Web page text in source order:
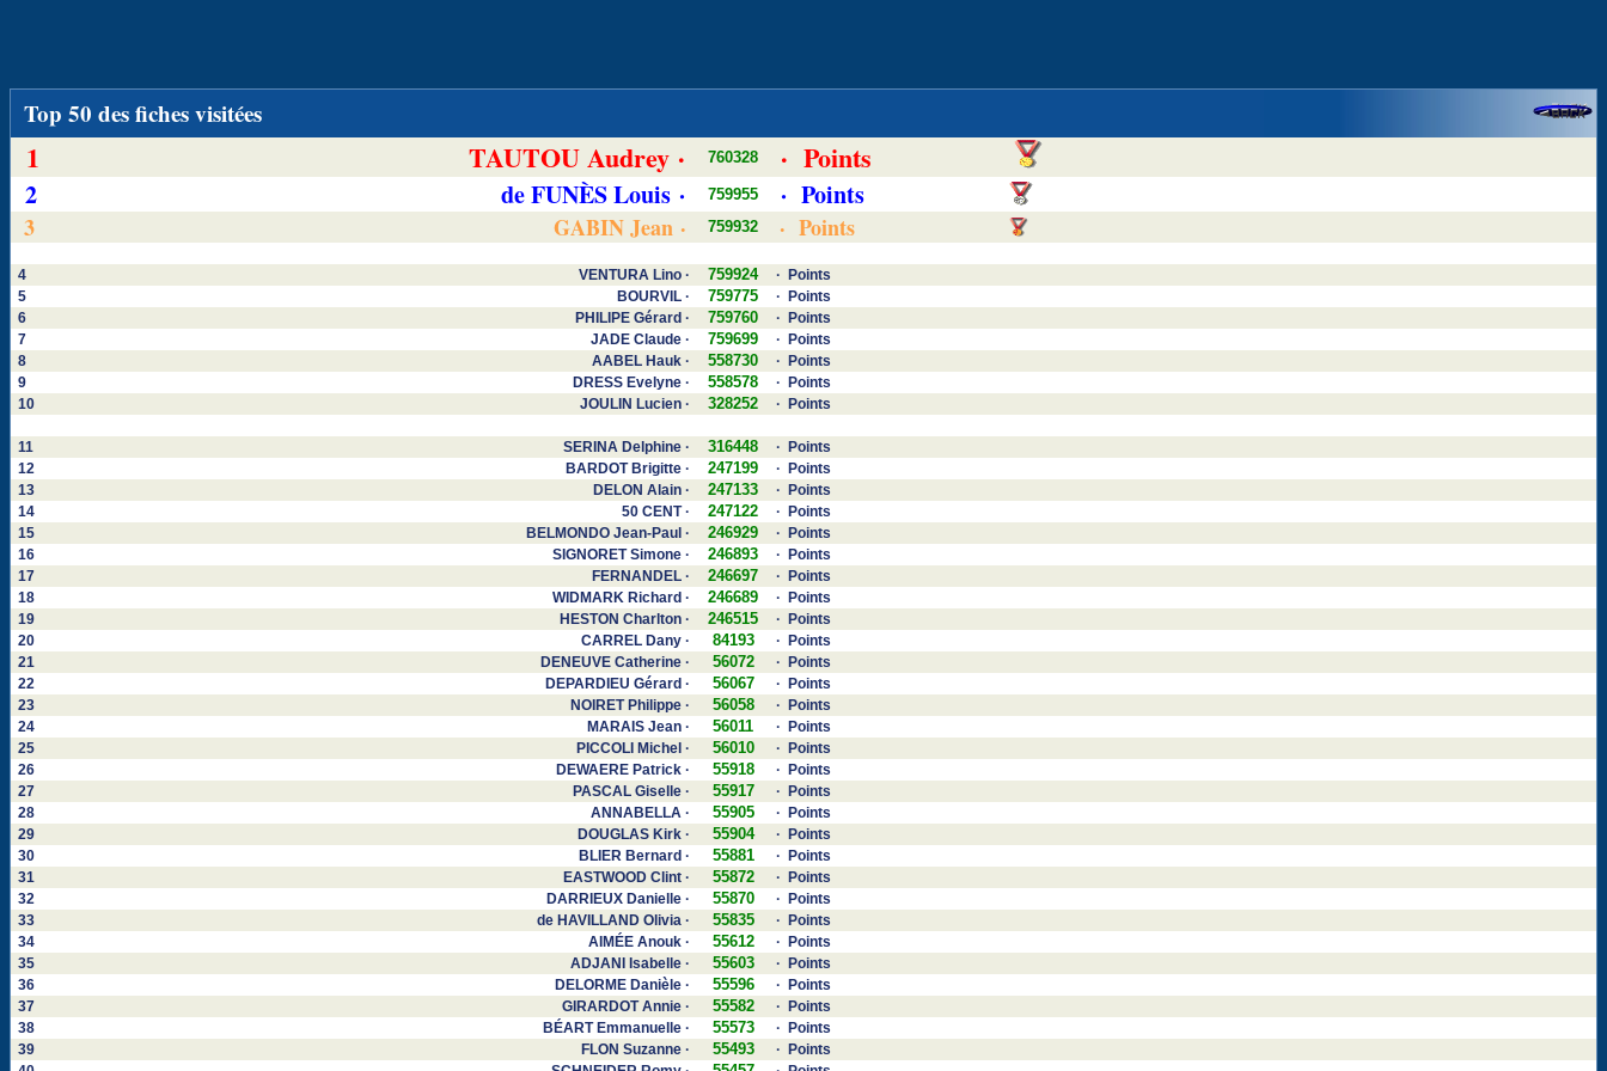
Top 50 des fiches visitées
1 TAUTOU Audrey · 760328 · Points
2 de FUNÈS Louis · 759955 · Points
3 GABIN Jean · 759932 · Points
4 VENTURA Lino · 759924
· Points
5
BOURVIL · 759775
· Points
6
PHILIPE Gérard · 759760
· Points
7
JADE Claude · 759699
· Points
8
AABEL Hauk · 558730
· Points
9
DRESS Evelyne · 558578
· Points
10
JOULIN Lucien · 328252 · Points
11 SERINA Delphine · 316448
· Points
12
BARDOT Brigitte · 247199
· Points
13
DELON Alain · 247133
· Points
14
50 CENT · 247122
· Points
15
BELMONDO Jean-Paul · 246929
· Points
16
SIGNORET Simone · 246893
· Points
17
FERNANDEL · 246697
· Points
18
WIDMARK Richard · 246689
· Points
19
HESTON Charlton · 246515
· Points
20
CARREL Dany · 84193
· Points
21
DENEUVE Catherine · 56072
· Points
22
DEPARDIEU Gérard · 56067
· Points
23
NOIRET Philippe · 56058
· Points
24
MARAIS Jean · 56011
· Points
25
PICCOLI Michel · 56010
· Points
26
DEWAERE Patrick · 55918
· Points
27
PASCAL Giselle · 55917
· Points
28
ANNABELLA · 55905
· Points
29
DOUGLAS Kirk · 55904
· Points
30
BLIER Bernard · 55881
· Points
31
EASTWOOD Clint · 55872
· Points
32
DARRIEUX Danielle · 55870
· Points
33
de HAVILLAND Olivia · 55835
· Points
34
AIMÉE Anouk · 55612
· Points
35
ADJANI Isabelle · 55603
· Points
36
DELORME Danièle · 55596
· Points
37
GIRARDOT Annie · 55582
· Points
38
BÉART Emmanuelle · 55573
· Points
39
FLON Suzanne · 55493
· Points